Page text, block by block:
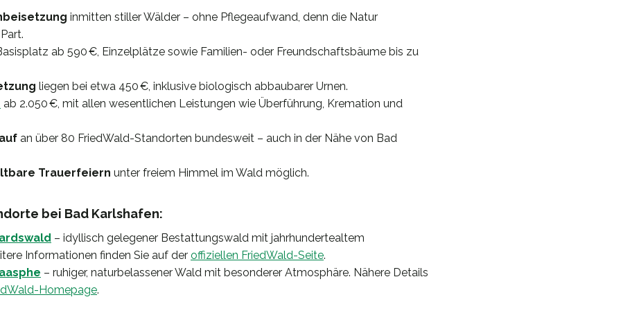
inmitten stiller Wälder – ohne Pflegeaufwand, denn die Natur
ab 590 €, Einzelplätze sowie Familien- oder Freundschaftsbäume bis zu
liegen bei etwa 450 €, inklusive biologisch abbaubarer Urnen.
ab 2.050 €, mit allen wesentlichen Leistungen wie Überführung, Kremation und
an über 80 FriedWald-Standorten bundesweit – auch in der Nähe von Bad
Trauerfeiern unter freiem Himmel im Wald möglich.
bei Bad Karlshafen:
– idyllisch gelegener Bestattungswald mit jahrhundertealtem
Informationen finden Sie auf der offiziellen FriedWald-Seite.
– ruhiger, naturbelassener Wald mit besonderer Atmosphäre. Nähere Details
Homepage.